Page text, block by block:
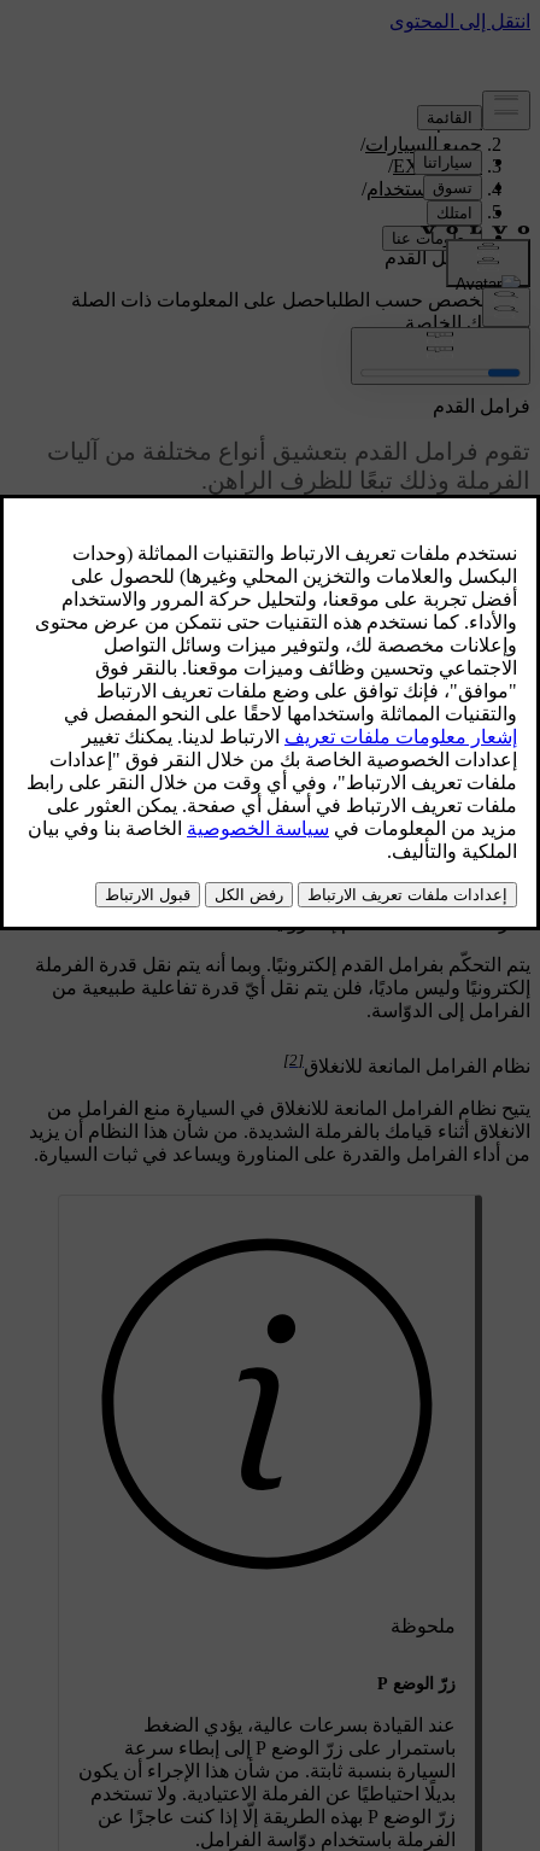
الدعم/
جميع السيارات/
EX90 2026
/
دليل الاستخدام/
القيادة
الفرامل/
فرامل القدم
دعم مخصص حسب الطلباحصل على المعلومات ذات الصلة
بسيارتك الخاصة.
تسجيل الدخول
فرامل القدم
تقوم فرامل القدم بتعشيق أنواع مختلفة من آليات
الفرملة وذلك تبعًا للظرف الراهن.
يمكنك استخدام فرامل القدم إمّا للاستفادة من الفرملة المنتجة
للطاقة أو الفرامل الاحتكاكية وذلك تبعًا لشدّة ضغطك على الدوّاسة.
تتيح الفرملة الطفيفة تنشيط وظيفة الفرملة المنتجة للطاقة بينما
تؤدي الفرملة الأكثر شدّةً إلى تعشيق الفرامل الاحتكاكية.
الفرملة الخاضعة للتحكّم إلكترونيًا
يتم التحكّم بفرامل القدم إلكترونيًا. وبما أنه يتم نقل قدرة الفرملة
إلكترونيًا وليس ماديًا، فلن يتم نقل أيّ قدرة تفاعلية طبيعية من
الفرامل إلى الدوّاسة.
نظام الفرامل المانعة للانغلاق[2]
يتيح نظام الفرامل المانعة للانغلاق في السيارة منع الفرامل من
الانغلاق أثناء قيامك بالفرملة الشديدة. من شأن هذا النظام أن يزيد
من أداء الفرامل والقدرة على المناورة ويساعد في ثبات السيارة.
ملحوظة
زرّ الوضع P
عند القيادة بسرعات عالية، يؤدي الضغط
باستمرار على زرّ الوضع P إلى إبطاء سرعة
السيارة بنسبة ثابتة. من شأن هذا الإجراء أن يكون
بديلًا احتياطيًا عن الفرملة الاعتيادية. ولا تستخدم
زرّ الوضع P بهذه الطريقة إلّا إذا كنت عاجزًا عن
الفرملة باستخدام دوّاسة الفرامل.